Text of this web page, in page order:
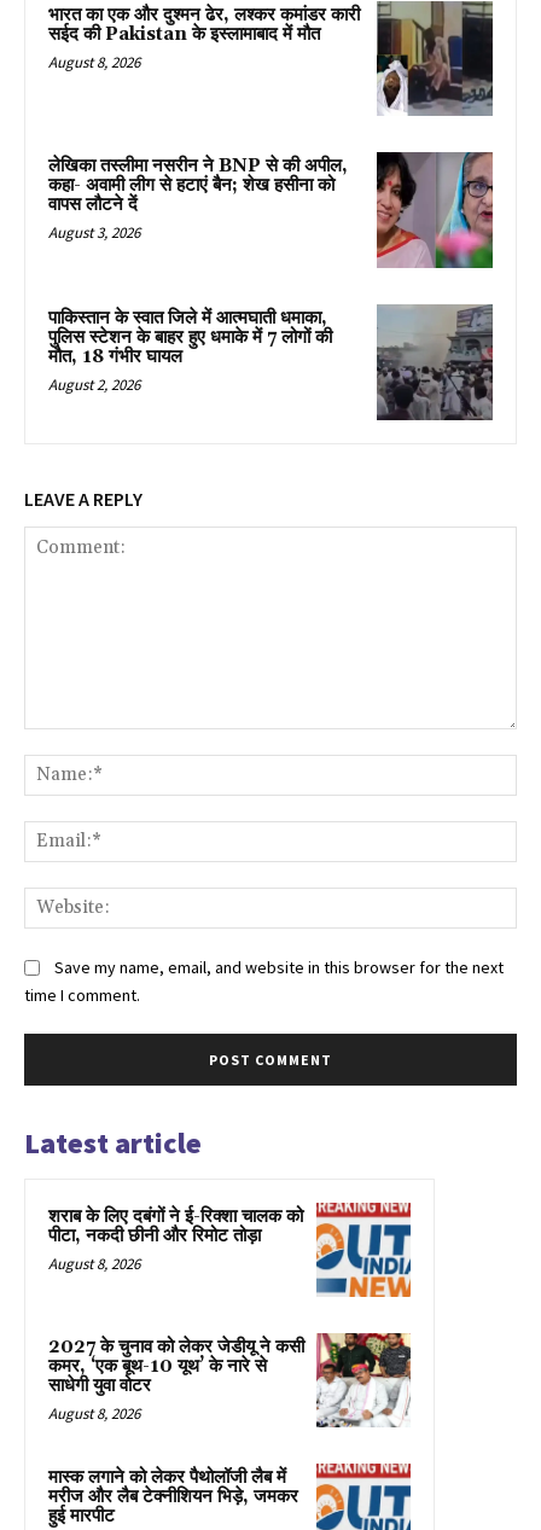
भारत का एक और दुश्मन ढेर, लश्कर कमांडर कारी
सईद की Pakistan के इस्लामाबाद में मौत
August 8, 2026
लेखिका तस्लीमा नसरीन ने BNP से की अपील,
कहा- अवामी लीग से हटाएं बैन; शेख हसीना को
वापस लौटने दें
August 3, 2026
पाकिस्तान के स्वात जिले में आत्मघाती धमाका,
पुलिस स्टेशन के बाहर हुए धमाके में 7 लोगों की
मौत, 18 गंभीर घायल
August 2, 2026
LEAVE A REPLY
Save my name, email, and website in this browser for the next
time I comment.
Latest article
शराब के लिए दबंगों ने ई-रिक्शा चालक को
पीटा, नकदी छीनी और रिमोट तोड़ा
August 8, 2026
2027 के चुनाव को लेकर जेडीयू ने कसी
कमर, ‘एक बूथ-10 यूथ’ के नारे से
साधेगी युवा वोटर
August 8, 2026
मास्क लगाने को लेकर पैथोलॉजी लैब में
मरीज और लैब टेक्नीशियन भिड़े, जमकर
हुई मारपीट